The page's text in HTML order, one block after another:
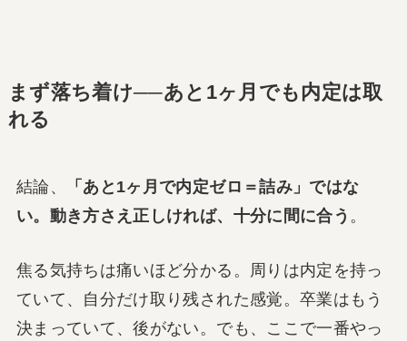
まず落ち着け──あと1ヶ月でも内定は取
れる
結論、
「あと1ヶ月で内定ゼロ＝詰み」ではな
い。動き方さえ正しければ、十分に間に合う 。
焦る気持ちは痛いほど分かる。周りは内定を持っ
ていて、自分だけ取り残された感覚。卒業はもう
決まっていて、後がない。でも、ここで一番やっ